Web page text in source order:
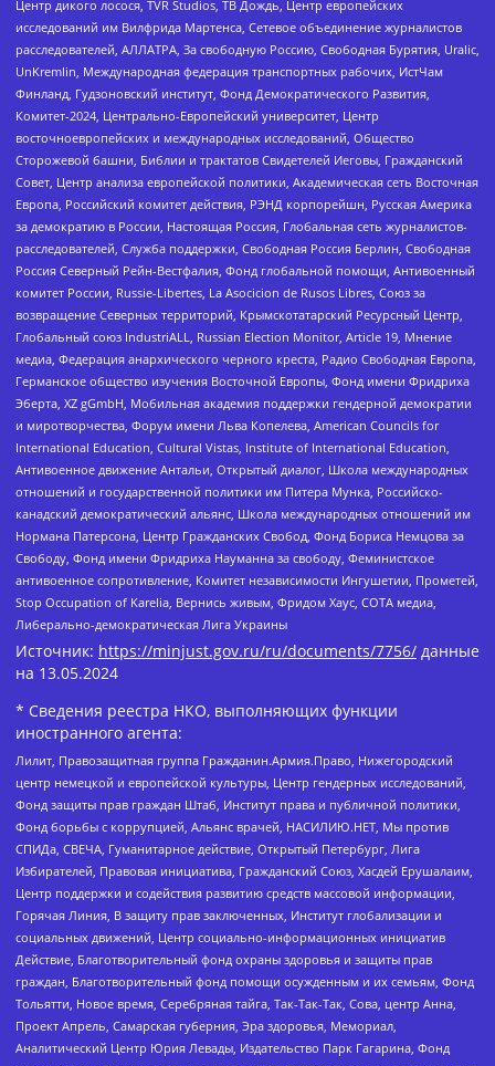
Центр дикого лосося, TVR Studios, ТВ Дождь, Центр европейских
исследований им Вилфрида Мартенса, Сетевое объединение журналистов
расследователей, АЛЛАТРА, За свободную Россию, Свободная Бурятия, Uralic,
UnKremlin, Международная федерация транспортных рабочих, ИстЧам
Финланд, Гудзоновский институт, Фонд Демократического Развития,
Комитет-2024, Центрально-Европейский университет, Центр
восточноевропейских и международных исследований, Общество
Сторожевой башни, Библии и трактатов Свидетелей Иеговы, Гражданский
Совет, Центр анализа европейской политики, Академическая сеть Восточная
Европа, Российский комитет действия, РЭНД корпорейшн, Русская Америка
за демократию в России, Настоящая Россия, Глобальная сеть журналистов-
расследователей, Служба поддержки, Свободная Россия Берлин, Свободная
Россия Северный Рейн-Вестфалия, Фонд глобальной помощи, Антивоенный
комитет России, Russie-Libertes, La Asocicion de Rusos Libres, Союз за
возвращение Северных территорий, Крымскотатарский Ресурсный Центр,
Глобальный союз IndustriALL, Russian Election Monitor, Article 19, Мнение
медиа, Федерация анархического черного креста, Радио Свободная Европа,
Германское общество изучения Восточной Европы, Фонд имени Фридриха
Эберта, XZ gGmbH, Мобильная академия поддержки гендерной демократии
и миротворчества, Форум имени Льва Копелева, American Councils for
International Education, Cultural Vistas, Institute of International Education,
Антивоенное движение Антальи, Открытый диалог, Школа международных
отношений и государственной политики им Питера Мунка, Российско-
канадский демократический альянс, Школа международных отношений им
Нормана Патерсона, Центр Гражданских Свобод, Фонд Бориса Немцова за
Свободу, Фонд имени Фридриха Науманна за свободу, Феминистское
антивоенное сопротивление, Комитет независимости Ингушетии, Прометей,
Stop Occupation of Karelia, Вернись живым, Фридом Хаус, СОТА медиа,
Либерально-демократическая Лига Украины
Источник: https://minjust.gov.ru/ru/documents/7756/ данные
на 13.05.2024
* Сведения реестра НКО, выполняющих функции
иностранного агента:
Лилит, Правозащитная группа Гражданин.Армия.Право, Нижегородский
центр немецкой и европейской культуры, Центр гендерных исследований,
Фонд защиты прав граждан Штаб, Институт права и публичной политики,
Фонд борьбы с коррупцией, Альянс врачей, НАСИЛИЮ.НЕТ, Мы против
СПИДа, СВЕЧА, Гуманитарное действие, Открытый Петербург, Лига
Избирателей, Правовая инициатива, Гражданский Союз, Хасдей Ерушалаим,
Центр поддержки и содействия развитию средств массовой информации,
Горячая Линия, В защиту прав заключенных, Институт глобализации и
социальных движений, Центр социально-информационных инициатив
Действие, Благотворительный фонд охраны здоровья и защиты прав
граждан, Благотворительный фонд помощи осужденным и их семьям, Фонд
Тольятти, Новое время, Серебряная тайга, Так-Так-Так, Сова, центр Анна,
Проект Апрель, Самарская губерния, Эра здоровья, Мемориал,
Аналитический Центр Юрия Левады, Издательство Парк Гагарина, Фонд